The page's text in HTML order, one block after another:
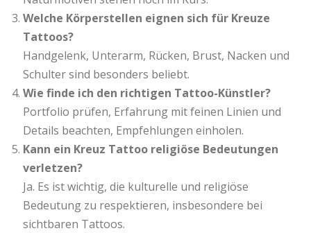
Welche Körperstellen eignen sich für Kreuze
Tattoos?
Handgelenk, Unterarm, Rücken, Brust, Nacken und
Schulter sind besonders beliebt.
Wie finde ich den richtigen Tattoo-Künstler?
Portfolio prüfen, Erfahrung mit feinen Linien und
Details beachten, Empfehlungen einholen.
Kann ein Kreuz Tattoo religiöse Bedeutungen
verletzen?
Ja. Es ist wichtig, die kulturelle und religiöse
Bedeutung zu respektieren, insbesondere bei
sichtbaren Tattoos.